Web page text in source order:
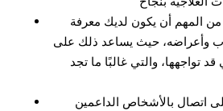
من المهم أن يكون لديك معرفة
وأعراضه، حيث يساعد ذلك على
تواجهها، والتي غالبًا ما تجد
اتصال بالأشخاص الداعمين